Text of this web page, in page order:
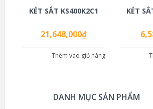
KÉT SẮT KS400K2C1
21,648,000₫
Thêm vào giỏ hàng
KÉT
DANH MỤC SẢN PHẨM